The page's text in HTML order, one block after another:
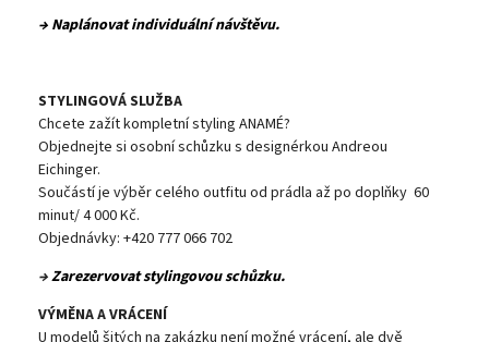
→ Naplánovat individuální návštěvu.
STYLINGOVÁ SLUŽBA
Chcete zažít kompletní styling ANAMÉ?
Objednejte si osobní schůzku s designérkou Andreou
Eichinger.
Součástí je výběr celého outfitu od prádla až po doplňky 60
minut/ 4 000 Kč.
Objednávky: +420 777 066 702
→Zarezervovat stylingovou schůzku.
VÝMĚNA A VRÁCENÍ